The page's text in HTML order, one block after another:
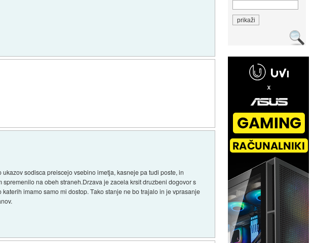
sodisca preiscejo vsebino imetja, kasneje pa tudi poste, in
na obeh straneh.Drzava je zacela krsit druzbeni dogovor s
imamo samo mi dostop. Tako stanje ne bo trajalo in je vprasanje